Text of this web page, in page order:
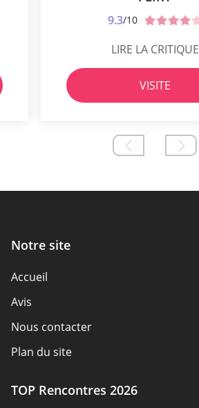
9.3/10
LIRE LA CRITIQUE
VISITE
Notre site
Accueil
Avis
Nous contacter
Plan du site
TOP Rencontres 2026